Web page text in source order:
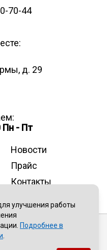
70-44
д. 29
Пн - Пт
Новости
Прайс
Контакты
улучшения работы
Подробнее в